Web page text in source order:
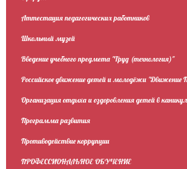
Аттестация педагогических работников
Школьный музей
Введение учебного предмета "Труд (технология)"
Российское движение детей и молодёжи "Движение
Организация отдыха и оздоровления детей в
Программа развития
Противодействие коррупции
ПРОФЕССИОНАЛЬНОЕ ОБУЧЕНИЕ